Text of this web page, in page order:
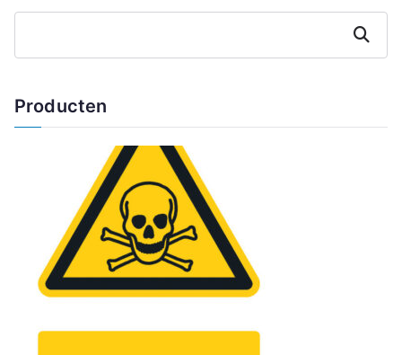
Zoeken
Producten